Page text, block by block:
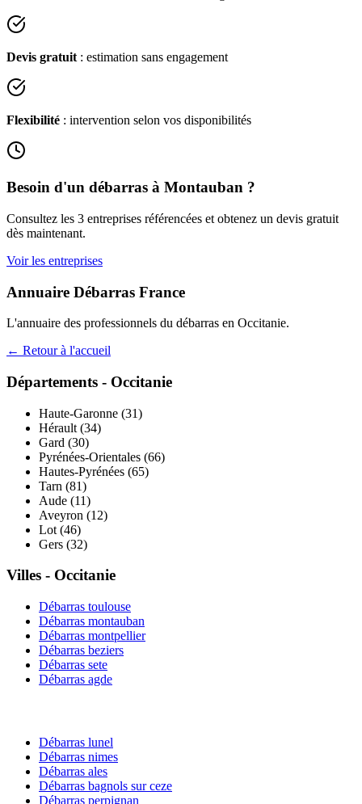
Devis gratuit: estimation sans engagement
Flexibilité : intervention selon vos disponibilités
Besoin d'un débarras à Montauban ?
Consultez les 3 entreprises référencées et obtenez un devis gratuit
dès maintenant.
Voir les entreprises
Annuaire Débarras France
L'annuaire des professionnels du débarras en Occitanie.
← Retour à l'accueil
Départements - Occitanie
Haute-Garonne (31)
Hérault (34)
Gard (30)
Pyrénées-Orientales (66)
Hautes-Pyrénées (65)
Tarn (81)
Aude (11)
Aveyron (12)
Lot (46)
Gers (32)
Villes - Occitanie
Débarras toulouse
Débarras montauban
Débarras montpellier
Débarras beziers
Débarras sete
Débarras agde
Débarras lunel
Débarras nimes
Débarras ales
Débarras bagnols sur ceze
Débarras perpignan